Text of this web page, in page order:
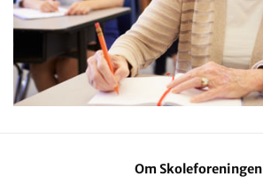
Om Skoleforeningen